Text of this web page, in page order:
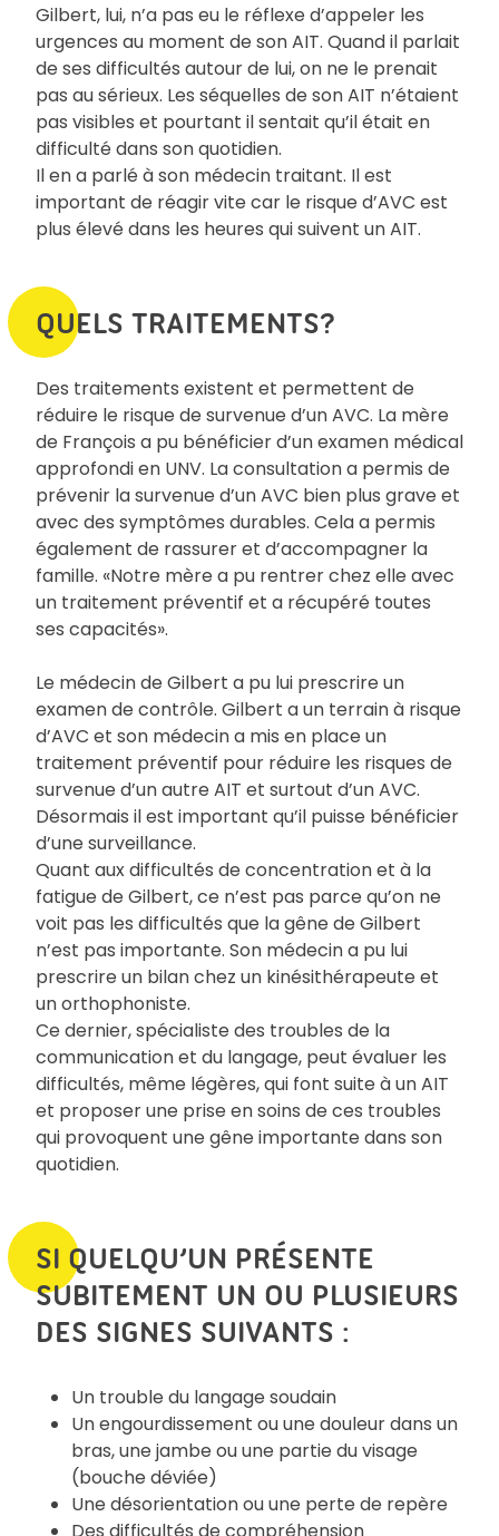
Gilbert, lui, n’a pas eu le réflexe d’appeler les
urgences au moment de son AIT. Quand il parlait
de ses difficultés autour de lui, on ne le prenait
pas au sérieux. Les séquelles de son AIT n’étaient
pas visibles et pourtant il sentait qu’il était en
difficulté dans son quotidien.
Il en a parlé à son médecin traitant. Il est
important de réagir vite car le risque d’AVC est
plus élevé dans les heures qui suivent un AIT.
QUELS TRAITEMENTS?
Des traitements existent et permettent de
réduire le risque de survenue d’un AVC. La mère
de François a pu bénéficier d’un examen médical
approfondi en UNV. La consultation a permis de
prévenir la survenue d’un AVC bien plus grave et
avec des symptômes durables. Cela a permis
également de rassurer et d’accompagner la
famille. «Notre mère a pu rentrer chez elle avec
un traitement préventif et a récupéré toutes
ses capacités».
Le médecin de Gilbert a pu lui prescrire un
examen de contrôle. Gilbert a un terrain à risque
d’AVC et son médecin a mis en place un
traitement préventif pour réduire les risques de
survenue d’un autre AIT et surtout d’un AVC.
Désormais il est important qu’il puisse bénéficier
d’une surveillance.
Quant aux difficultés de concentration et à la
fatigue de Gilbert, ce n’est pas parce qu’on ne
voit pas les difficultés que la gêne de Gilbert
n’est pas importante. Son médecin a pu lui
prescrire un bilan chez un kinésithérapeute et
un orthophoniste.
Ce dernier, spécialiste des troubles de la
communication et du langage, peut évaluer les
difficultés, même légères, qui font suite à un AIT
et proposer une prise en soins de ces troubles
qui provoquent une gêne importante dans son
quotidien.
SI QUELQU’UN PRÉSENTE
SUBITEMENT UN OU PLUSIEURS
DES SIGNES SUIVANTS :
Un trouble du langage soudain
Un engourdissement ou une douleur dans un
bras, une jambe ou une partie du visage
(bouche déviée)
Une désorientation ou une perte de repère
Des difficultés de compréhension